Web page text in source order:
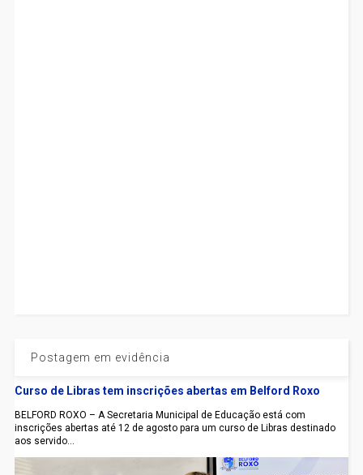
Postagem em evidência
Curso de Libras tem inscrições abertas em Belford Roxo
BELFORD ROXO – A Secretaria Municipal de Educação está com
inscrições abertas até 12 de agosto para um curso de Libras destinado
aos servido...